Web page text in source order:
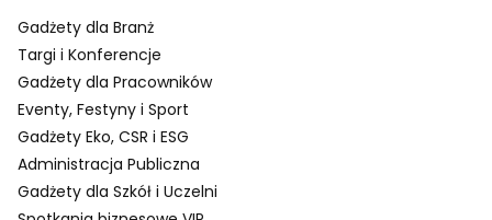
Gadżety dla Branż
Targi i Konferencje
Gadżety dla Pracowników
Eventy, Festyny i Sport
Gadżety Eko, CSR i ESG
Administracja Publiczna
Gadżety dla Szkół i Uczelni